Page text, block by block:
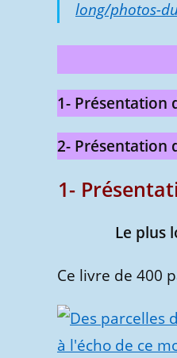
long/photos-
1- Présentation
2- Présentation
1-
Le plus
Ce livre de 400